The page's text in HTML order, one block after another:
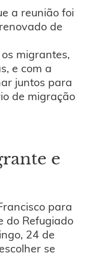
a reunião foi
de
migrantes,
e com a
juntos para
de migração
e
para
do Refugiado
24 de
se